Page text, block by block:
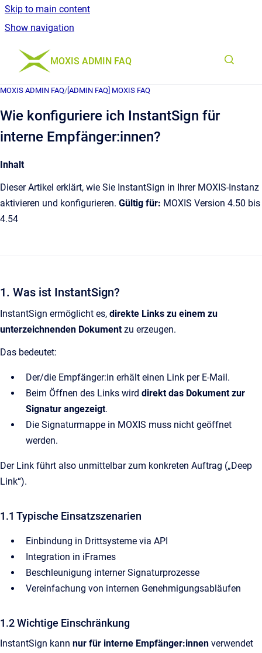
Skip to main content
Show navigation
Go to homepage
MOXIS ADMIN FAQ
MOXIS ADMIN FAQ/ [ADMIN FAQ] MOXIS FAQ
Wie konfiguriere ich InstantSign für
interne Empfänger:innen?
Inhalt
Dieser Artikel erklärt, wie Sie InstantSign in Ihrer MOXIS-Instanz
aktivieren und konfigurieren. Gültig für: MOXIS Version 4.50 bis
4.54
1. Was ist InstantSign?
InstantSign ermöglicht es, direkte Links zu einem zu
unterzeichnenden Dokumentzu erzeugen.
Das bedeutet:
Der/die Empfänger:in erhält einen Link per E-Mail.
Beim Öffnen des Links wird direkt das Dokument zur
Signatur angezeigt.
Die Signaturmappe in MOXIS muss nicht geöffnet
werden.
Der Link führt also unmittelbar zum konkreten Auftrag („Deep
Link“).
1.1 Typische Einsatzszenarien
Einbindung in Drittsysteme via API
Integration in iFrames
Beschleunigung interner Signaturprozesse
Vereinfachung von internen Genehmigungsabläufen
1.2 Wichtige Einschränkung
InstantSign kann nur für interne Empfänger:innen verwendet